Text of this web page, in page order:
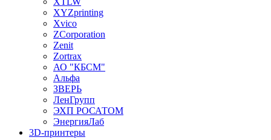
XYZprinting
Xvico
ZCorporation
Zenit
Zortrax
АО "КБСМ"
Альфа
ЗВЕРЬ
ЛенГрупп
ЭХП РОСАТОМ
ЭнергияЛаб
3D-принтеры